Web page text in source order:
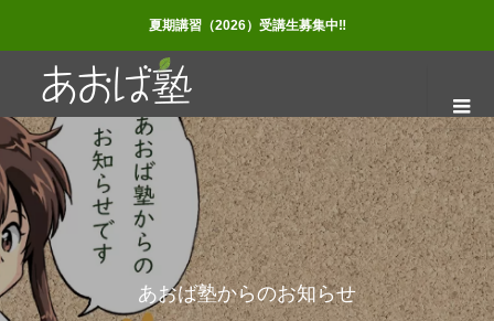
夏期講習（2026）受講生募集中‼
あおば塾からのお知らせ